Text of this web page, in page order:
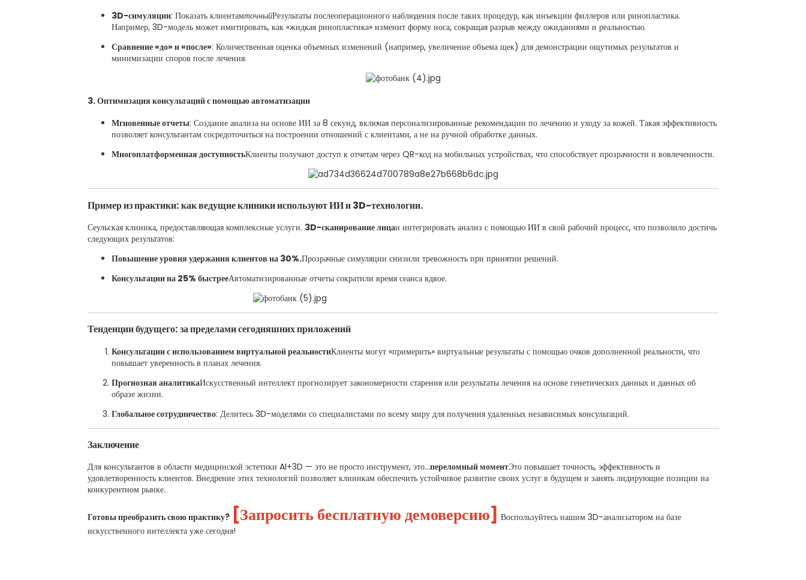
3D-симуляции: Показать клиентамточныйРезультаты послеоперационного наблюдения после таких процедур, как инъекции филлеров или ринопластика.
Например, 3D-модель может имитировать, как «жидкая ринопластика» изменит форму носа, сокращая разрыв между ожиданиями и реальностью.
Сравнение «до» и «после»: Количественная оценка объемных изменений (например, увеличение объема щек) для демонстрации ощутимых результатов и
минимизации споров после лечения.
3. Оптимизация консультаций с помощью автоматизации
Мгновенные отчеты: Создание анализа на основе ИИ за 8 секунд, включая персонализированные рекомендации по лечению и уходу за кожей. Такая эффективность
позволяет консультантам сосредоточиться на построении отношений с клиентами, а не на ручной обработке данных.
Многоплатформенная доступностьКлиенты получают доступ к отчетам через QR-код на мобильных устройствах, что способствует прозрачности и вовлеченности.
Пример из практики: как ведущие клиники используют ИИ и 3D-технологии.
Сеульская клиника, предоставляющая комплексные услуги. 3D-сканирование лицаи интегрировать анализ с помощью ИИ в свой рабочий процесс, что позволило достичь
следующих результатов:
Повышение уровня удержания клиентов на 30%.Прозрачные симуляции снизили тревожность при принятии решений.
Консультации на 25% быстрееАвтоматизированные отчеты сократили время сеанса вдвое.
Тенденции будущего: за пределами сегодняшних приложений
Консультации с использованием виртуальной реальностиКлиенты могут «примерить» виртуальные результаты с помощью очков дополненной реальности, что
повышает уверенность в планах лечения.
Прогнозная аналитикаИскусственный интеллект прогнозирует закономерности старения или результаты лечения на основе генетических данных и данных об
образе жизни.
Глобальное сотрудничество: Делитесь 3D-моделями со специалистами по всему миру для получения удаленных независимых консультаций.
Заключение
Для консультантов в области медицинской эстетики AI+3D — это не просто инструмент, это…переломный моментЭто повышает точность, эффективность и
удовлетворенность клиентов. Внедрение этих технологий позволяет клиникам обеспечить устойчивое развитие своих услуг в будущем и занять лидирующие позиции на
конкурентном рынке.
Готовы преобразить свою практику? [Запросить бесплатную демоверсию] Воспользуйтесь нашим 3D-анализатором на базе
искусственного интеллекта уже сегодня!